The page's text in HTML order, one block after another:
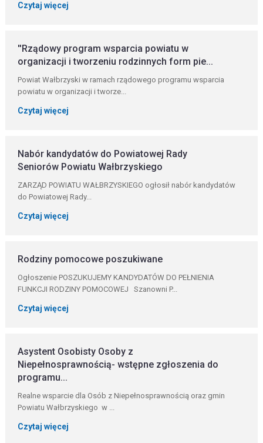
Czytaj więcej
''Rządowy program wsparcia powiatu w
organizacji i tworzeniu rodzinnych form pie...
Powiat Wałbrzyski w ramach rządowego programu wsparcia
powiatu w organizacji i tworze...
Czytaj więcej
Nabór kandydatów do Powiatowej Rady
Seniorów Powiatu Wałbrzyskiego
ZARZĄD POWIATU WAŁBRZYSKIEGO ogłosił nabór kandydatów
do Powiatowej Rady...
Czytaj więcej
Rodziny pomocowe poszukiwane
Ogłoszenie POSZUKUJEMY KANDYDATÓW DO PEŁNIENIA
FUNKCJI RODZINY POMOCOWEJ Szanowni P...
Czytaj więcej
Asystent Osobisty Osoby z
Niepełnosprawnością- wstępne zgłoszenia do
programu...
Realne wsparcie dla Osób z Niepełnosprawnością oraz gmin
Powiatu Wałbrzyskiego w ...
Czytaj więcej